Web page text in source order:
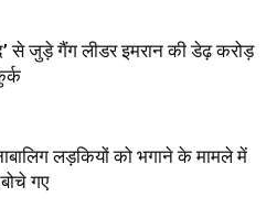
से जुड़े गैंग लीडर इमरान की डेढ़ करोड़
लड़कियों को भगाने के मामले में
गए